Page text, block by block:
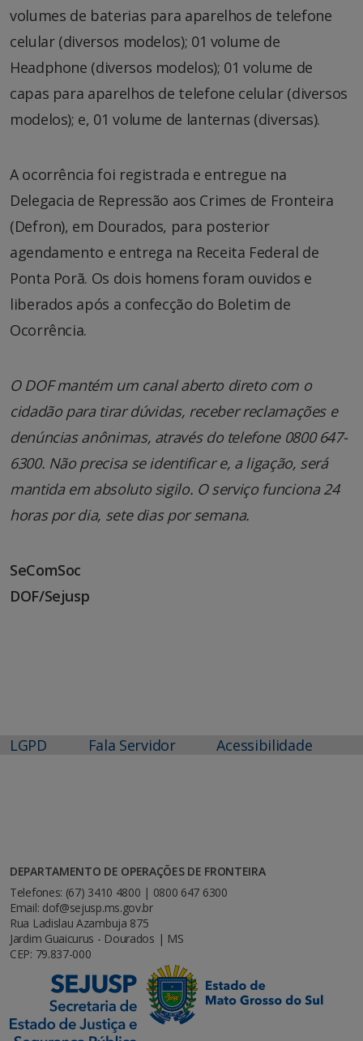
volumes de baterias para aparelhos de telefone
celular (diversos modelos); 01 volume de
Headphone (diversos modelos); 01 volume de
capas para aparelhos de telefone celular (diversos
modelos); e, 01 volume de lanternas (diversas).
A ocorrência foi registrada e entregue na
Delegacia de Repressão aos Crimes de Fronteira
(Defron), em Dourados, para posterior
agendamento e entrega na Receita Federal de
Ponta Porã. Os dois homens foram ouvidos e
liberados após a confecção do Boletim de
Ocorrência.
O DOF mantém um canal aberto direto com o
cidadão para tirar dúvidas, receber reclamações e
denúncias anônimas, através do telefone 0800 647-
6300. Não precisa se identificar e, a ligação, será
mantida em absoluto sigilo. O serviço funciona 24
horas por dia, sete dias por semana.
SeComSoc
DOF/Sejusp
LGPD Fala Servidor Acessibilidade
DEPARTAMENTO DE OPERAÇÕES DE FRONTEIRA
Telefones: (67) 3410 4800 | 0800 647 6300
Email: dof@sejusp.ms.gov.br
Rua Ladislau Azambuja 875
Jardim Guaicurus - Dourados | MS
CEP: 79.837-000